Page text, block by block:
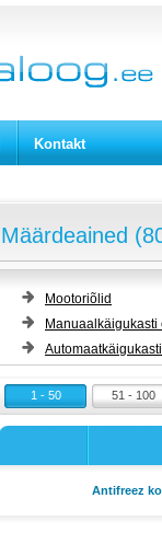
Kontakt
Määrdeained
Mootoriõlid
Manuaalkäigukasti
1 - 50 51 - 100
Antifreez